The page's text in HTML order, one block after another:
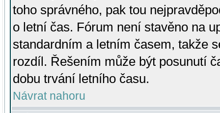
toho správného, pak tou
o letní čas. Fórum není stavěno na
standardním a letním časem, takže
rozdíl. Řešením může být posunutí
dobu trvání letního času.
Návrat nahoru